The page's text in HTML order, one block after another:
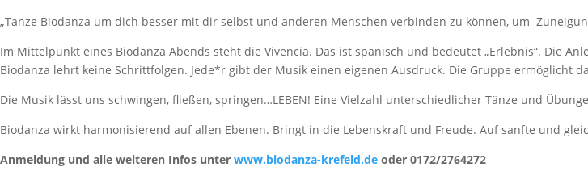
„Tanze Biodanza um dich besser mit dir selbst und anderen Menschen verbinden zu können, um
Im Mittelpunkt eines Biodanza Abends steht die Vivencia. Das ist spanisch und bedeutet „Erlebnis“. Die
Biodanza lehrt keine Schrittfolgen. Jede*r gibt der Musik einen eigenen Ausdruck. Die Gruppe ermöglicht
Die Musik lässt uns schwingen, fließen, springen…LEBEN! Eine Vielzahl unterschiedlicher Tänze und
Biodanza wirkt harmonisierend auf allen Ebenen. Bringt in die Lebenskraft und Freude. Auf sanfte und
Anmeldung und alle weiteren Infos unter www.biodanza-krefeld.de oder 0172/2764272